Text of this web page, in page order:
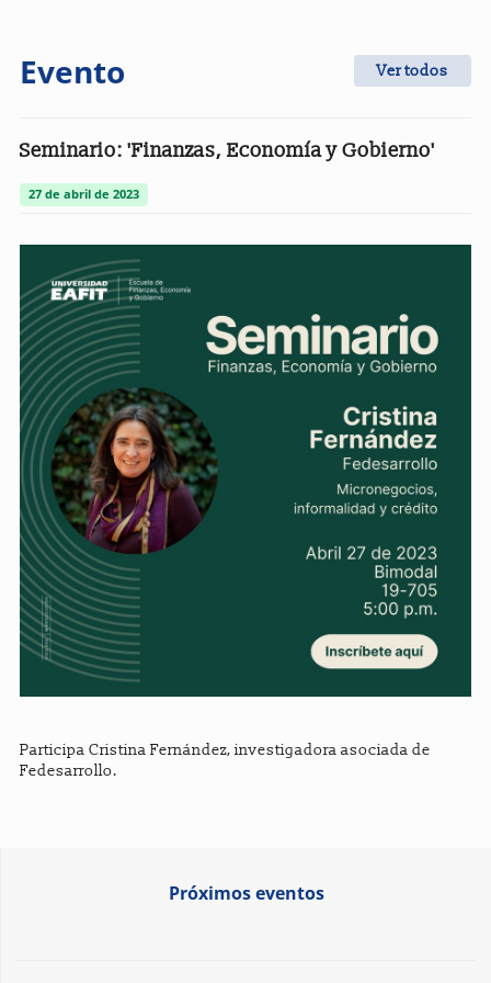
Evento Ver todos
Seminario: 'Finanzas, Economía y Gobierno'
27 de abril de 2023
Participa Cristina Fernández, investigadora asociada de
Fedesarrollo.
Próximos eventos